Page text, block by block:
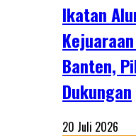
Ikatan
Banten,
Dukungan
20 Juli 2026